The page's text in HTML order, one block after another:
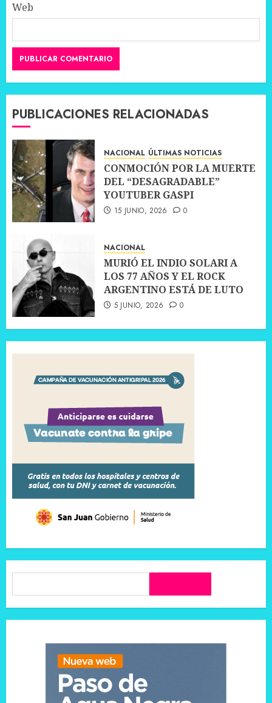
Web
PUBLICACIONES RELACIONADAS
NACIONAL ÚLTIMAS NOTICIAS
CONMOCIÓN POR LA MUERTE
DEL “DESAGRADABLE”
YOUTUBER GASPI
15 JUNIO, 2026 0
NACIONAL
MURIÓ EL INDIO SOLARI A
LOS 77 AÑOS Y EL ROCK
ARGENTINO ESTÁ DE LUTO
5 JUNIO, 2026 0